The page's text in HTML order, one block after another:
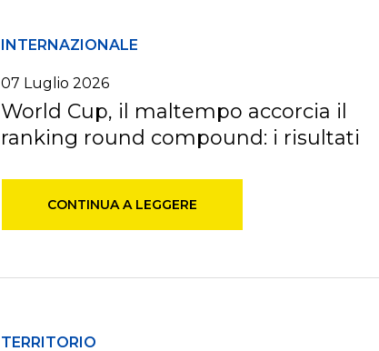
INTERNAZIONALE
07 Luglio 2026
World Cup, il maltempo accorcia il
ranking round compound: i risultati
CONTINUA A LEGGERE
TERRITORIO